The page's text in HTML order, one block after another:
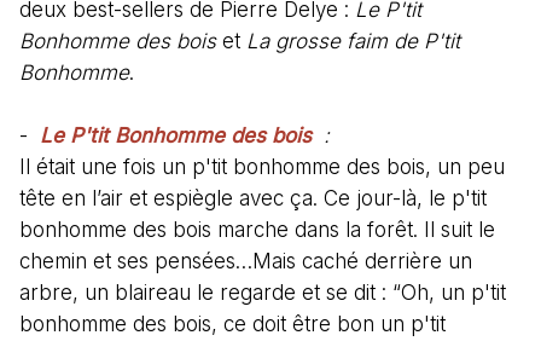
deux best-sellers de Pierre Delye : Le P'tit
Bonhomme des boiset La grosse faim de P'tit
Bonhomme.
- Le P'tit Bonhomme des bois:
Il était une fois un p'tit bonhomme des bois, un peu
tête en l’air et espiègle avec ça. Ce jour-là, le p'tit
bonhomme des bois marche dans la forêt. Il suit le
chemin et ses pensées…Mais caché derrière un
arbre, un blaireau le regarde et se dit : “Oh, un p'tit
bonhomme des bois, ce doit être bon un p'tit